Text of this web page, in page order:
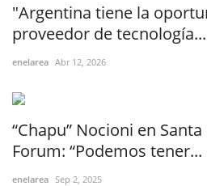
"Argentina tiene la
proveedor de tecnología...
enelarea Abr 12, 2026
“Chapu” Nocioni en
Forum: “Podemos tener...
enelarea Sep 2, 2025